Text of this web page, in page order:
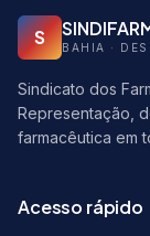
S BAHIA ·
Sindicato dos
Representação,
farmacêutica em
Acesso rápido